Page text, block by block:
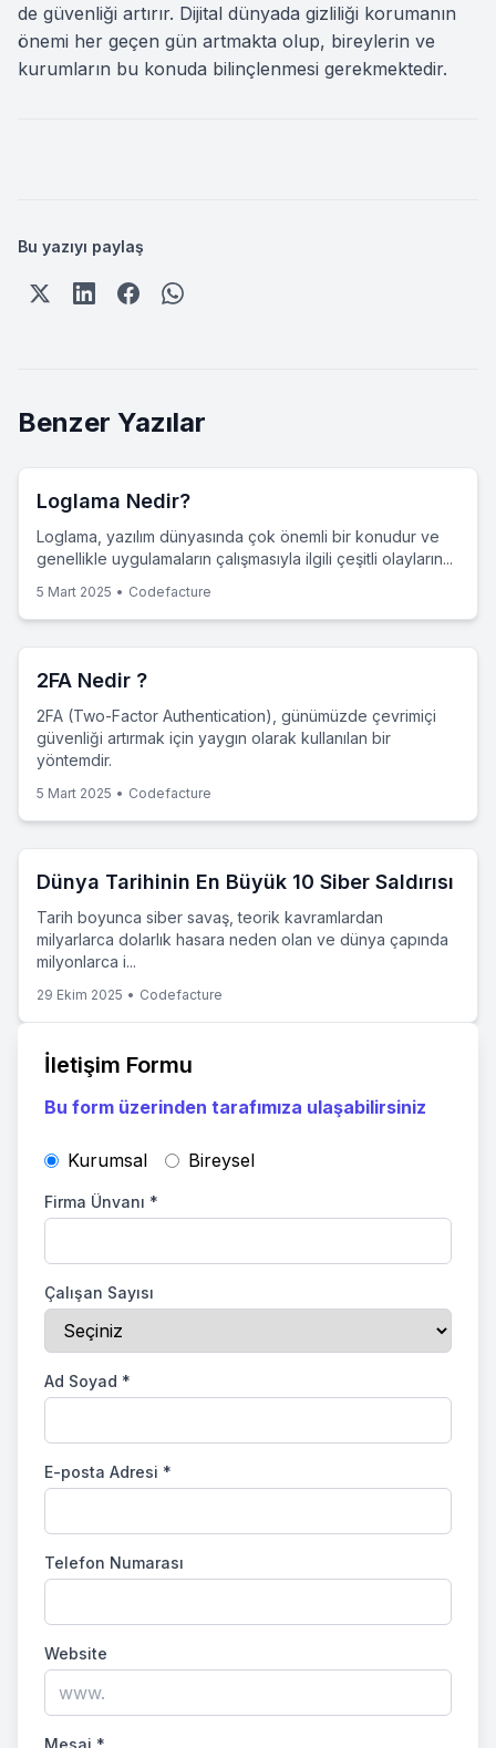
de güvenliği artırır. Dijital dünyada gizliliği korumanın
önemi her geçen gün artmakta olup, bireylerin ve
kurumların bu konuda bilinçlenmesi gerekmektedir.
Bu yazıyı paylaş
Benzer Yazılar
Loglama Nedir?
Loglama, yazılım dünyasında çok önemli bir konudur ve
genellikle uygulamaların çalışmasıyla ilgili çeşitli olayların...
5 Mart 2025 • Codefacture
2FA Nedir ?
2FA (Two-Factor Authentication), günümüzde çevrimiçi
güvenliği artırmak için yaygın olarak kullanılan bir
yöntemdir.
5 Mart 2025 • Codefacture
Dünya Tarihinin En Büyük 10 Siber Saldırısı
Tarih boyunca siber savaş, teorik kavramlardan
milyarlarca dolarlık hasara neden olan ve dünya çapında
milyonlarca i...
29 Ekim 2025 • Codefacture
İletişim Formu
Bu form üzerinden tarafımıza ulaşabilirsiniz
Kurumsal Bireysel
Firma Ünvanı *
Çalışan Sayısı
Ad Soyad *
E-posta Adresi *
Telefon Numarası
Website
Mesaj *